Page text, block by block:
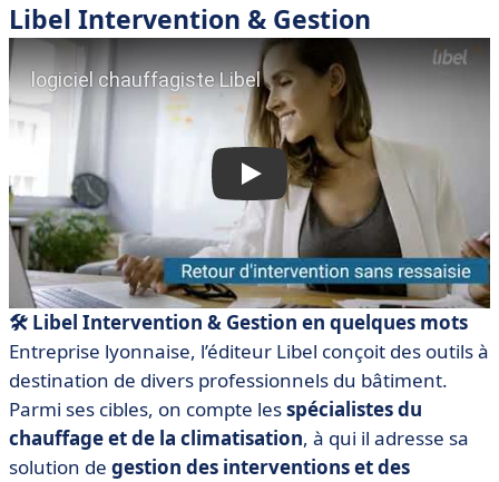
Libel Intervention & Gestion
🛠️ Libel Intervention & Gestion en quelques mots
Entreprise lyonnaise, l’éditeur Libel conçoit des outils à
destination de divers professionnels du bâtiment.
Parmi ses cibles, on compte lesspécialistes du
chauffage et de la climatisation, à qui il adresse sa
solution de gestion des interventions et des